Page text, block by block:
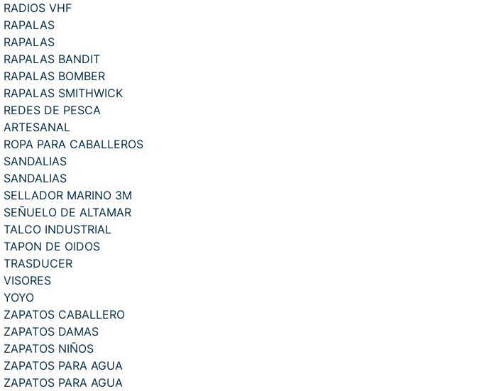
RADIOS VHF
RAPALAS
RAPALAS
RAPALAS BANDIT
RAPALAS BOMBER
RAPALAS SMITHWICK
REDES DE PESCA
ARTESANAL
ROPA PARA CABALLEROS
SANDALIAS
SANDALIAS
SELLADOR MARINO 3M
SEÑUELO DE ALTAMAR
TALCO INDUSTRIAL
TAPON DE OIDOS
TRASDUCER
VISORES
YOYO
ZAPATOS CABALLERO
ZAPATOS DAMAS
ZAPATOS NIÑOS
ZAPATOS PARA AGUA
ZAPATOS PARA AGUA